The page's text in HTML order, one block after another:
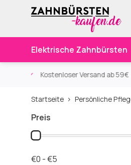
Elektrische Zahnbürsten
ab 59€ An Werktagen vor
Startseite Persönliche
Preis
€0 - €5